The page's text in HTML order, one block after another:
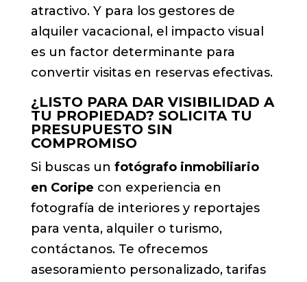
atractivo. Y para los gestores de
alquiler vacacional, el impacto visual
es un factor determinante para
convertir visitas en reservas efectivas.
¿LISTO PARA DAR VISIBILIDAD A
TU PROPIEDAD? SOLICITA TU
PRESUPUESTO SIN
COMPROMISO
Si buscas un fotógrafo inmobiliario
en Coripe con experiencia en
fotografía de interiores y reportajes
para venta, alquiler o turismo,
contáctanos. Te ofrecemos
asesoramiento personalizado, tarifas